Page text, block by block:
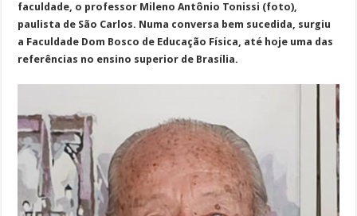
faculdade, o professor Mileno Antônio Tonissi (foto),
paulista de São Carlos. Numa conversa bem sucedida, surgiu
a Faculdade Dom Bosco de Educação Física, até hoje uma das
referências no ensino superior de Brasília.